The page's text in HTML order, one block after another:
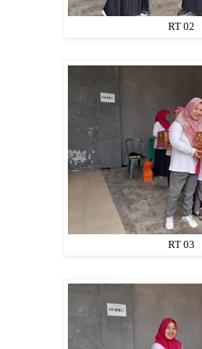
RT 02
RT 03